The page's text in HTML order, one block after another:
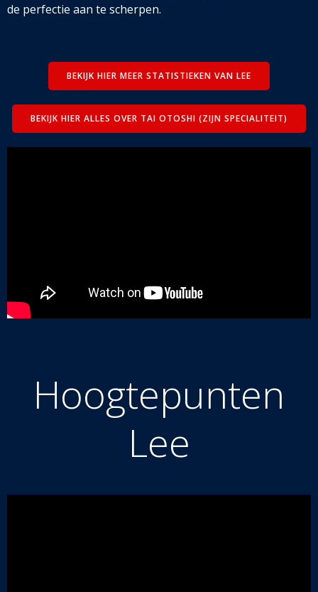
de perfectie aan te scherpen.
BEKIJK HIER MEER STATISTIEKEN VAN LEE
BEKIJK HIER ALLES OVER TAI OTOSHI (ZIJN SPECIALITEIT)
Hoogtepunten
Lee